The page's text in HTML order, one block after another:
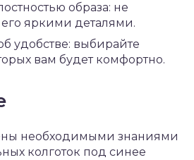
образа: не
яркими деталями.
удобстве: выбирайте
вам будет комфортно.
необходимыми знаниями
колготок под синее